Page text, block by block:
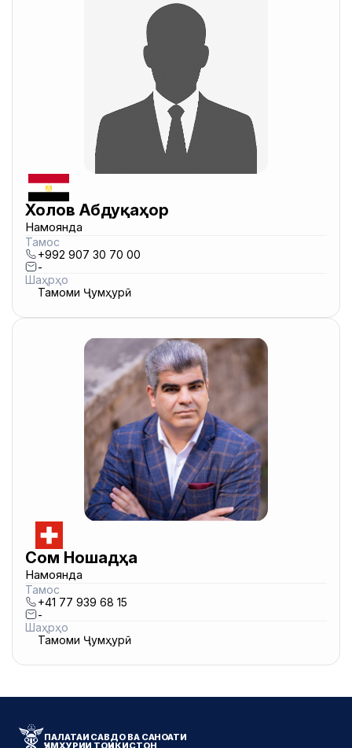
Холов Абдуқаҳор
Намоянда
Тамос
+992 907 30 70 00
-
Шаҳрҳо
Тамоми Ҷумҳурӣ
Сом Ношадҳа
Намоянда
Тамос
+41 77 939 68 15
-
Шаҳрҳо
Тамоми Ҷумҳурӣ
ПАЛАТАИ САВДО ВА САНОАТИ
ҶУМҲУРИИ ТОҶИКИСТОН